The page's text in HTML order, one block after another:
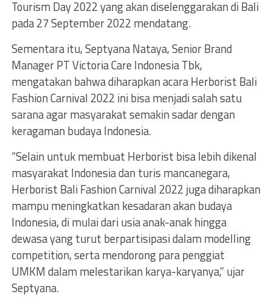
Tourism Day 2022 yang akan diselenggarakan di Bali
pada 27 September 2022 mendatang.
Sementara itu, Septyana Nataya, Senior Brand
Manager PT Victoria Care Indonesia Tbk,
mengatakan bahwa diharapkan acara Herborist Bali
Fashion Carnival 2022 ini bisa menjadi salah satu
sarana agar masyarakat semakin sadar dengan
keragaman budaya Indonesia.
“Selain untuk membuat Herborist bisa lebih dikenal
masyarakat Indonesia dan turis mancanegara,
Herborist Bali Fashion Carnival 2022 juga diharapkan
mampu meningkatkan kesadaran akan budaya
Indonesia, di mulai dari usia anak-anak hingga
dewasa yang turut berpartisipasi dalam modelling
competition, serta mendorong para penggiat
UMKM dalam melestarikan karya-karyanya,” ujar
Septyana.